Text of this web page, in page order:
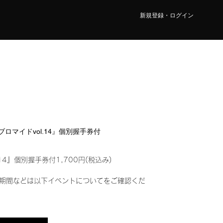
新規登録・ログイン
ロマイドvol.14』個別握手券付
』個別握手券付1,700円(税込み)
間などは以下イベントについてをご確認くだ